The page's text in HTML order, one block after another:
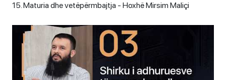
15. Maturia dhe vetëpërmbajtja - Hoxhë Mirsim Maliçi